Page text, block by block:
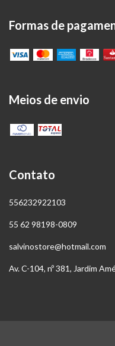
Formas de
Meios de envio
Contato
556232922103
55 62 98198-0809
salvinostore@hotmail.com
Av. C-104, nº 381, Jardim